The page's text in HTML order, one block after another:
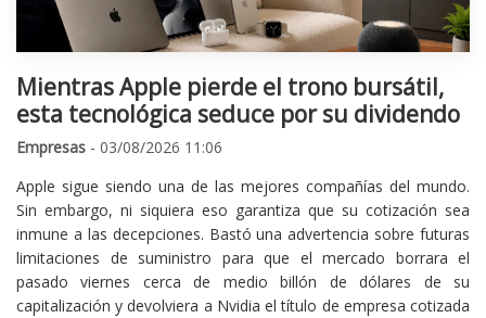
Mientras Apple pierde el trono bursátil,
esta tecnológica seduce por su dividendo
Empresas - 03/08/2026 11:06
Apple sigue siendo una de las mejores compañías del mundo.
Sin embargo, ni siquiera eso garantiza que su cotización sea
inmune a las decepciones. Bastó una advertencia sobre futuras
limitaciones de suministro para que el mercado borrara el
pasado viernes cerca de medio billón de dólares de su
capitalización y devolviera a Nvidia el título de empresa cotizada